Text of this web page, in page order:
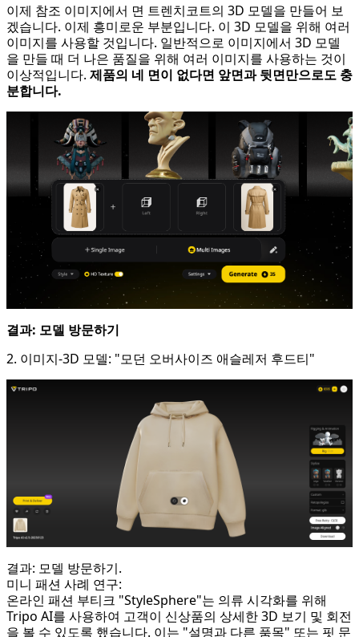
이제 참조 이미지에서 면 트렌치코트의 3D 모델을 만들어 보
겠습니다. 이제 흥미로운 부분입니다. 이 3D 모델을 위해 여러
이미지를 사용할 것입니다. 일반적으로 이미지에서 3D 모델
을 만들 때 더 나은 품질을 위해 여러 이미지를 사용하는 것이
이상적입니다. 제품의 네 면이 없다면 앞면과 뒷면만으로도 충
분합니다.
결과: 모델 방문하기
2. 이미지-3D 모델: "모던 오버사이즈 애슬레저 후드티"
결과: 모델 방문하기.
미니 패션 사례 연구:
온라인 패션 부티크 "StyleSphere"는 의류 시각화를 위해
Tripo AI를 사용하여 고객이 신상품의 상세한 3D 보기 및 회전
을 볼 수 있도록 했습니다. 이는 "설명과 다른 품목" 또는 핏 문